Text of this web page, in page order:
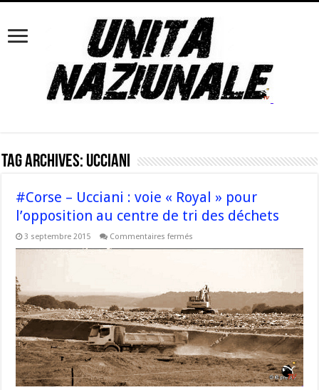
Tag Archives: Ucciani
#Corse – Ucciani : voie « Royal » pour
l’opposition au centre de tri des déchets
3 septembre 2015 Commentaires fermés
« Royal »
pour
l’opposition
au
centre
de
tri
des
déchets